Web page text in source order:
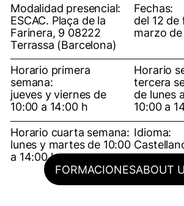
FORMACIONESABOUT
Modalidad presencial:
ESCAC. Plaça de la
Farinera, 9 08222
Terrassa (Barcelona)
Fechas:
del 12 de
marzo
Horario primera
semana:
jueves y viernes de
10:00 a 14:00 h
Horario
tercera
de lunes
10:00 a
Horario cuarta semana:
lunes y martes de 10:00
a 14:00 h
Idioma: